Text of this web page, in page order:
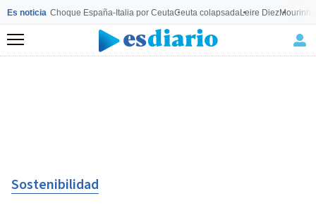
Es noticia Choque España-Italia por CeutaCeuta colapsadaLeire Diez
Menú
Sostenibilidad